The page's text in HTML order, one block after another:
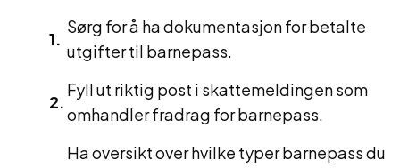
Sørg for å ha dokumentasjon for betalte
utgifter til barnepass.
Fyll ut riktig post i skattemeldingen som
omhandler fradrag for barnepass.
Ha oversikt over hvilke typer barnepass du